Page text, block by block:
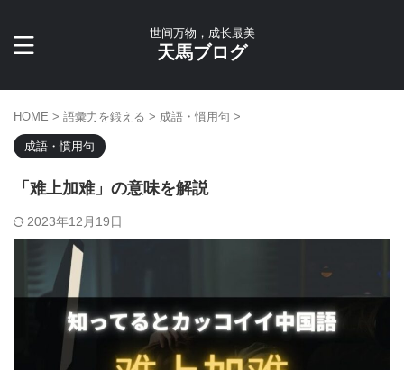
世间万物，成长最美
天馬ブログ
HOME > 語彙力を鍛える > 成語・慣用句 >
成語・慣用句
「难上加难」の意味を解説
2023年12月19日